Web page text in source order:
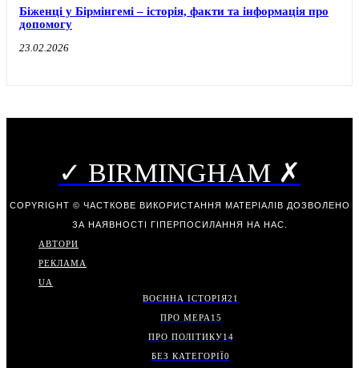
Біженці у Бірмінгемі – історія, факти та інформація про
допомогу
23.02.2026
✓ BIRMINGHAM ✗
COPYRIGHT © ЧАСТКОВЕ ВИКОРИСТАННЯ МАТЕРІАЛІВ ДОЗВОЛЕНО
ЗА НАЯВНОСТІ ГІПЕРПОСИЛАННЯ НА НАС.
АВТОРИ
РЕКЛАМА
UA
ВОЄННА ІСТОРІЯ21
ПРО МЕРА 15
ПРО ПОЛІТИКУ14
БЕЗ КАТЕГОРІЇ0